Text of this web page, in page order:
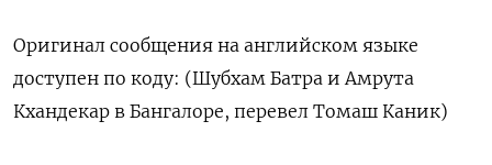
Оригинал сообщения на английском языке
доступен по коду: (Шубхам Батра и Амрута
Кхандекар в Бангалоре, перевел Томаш Каник)